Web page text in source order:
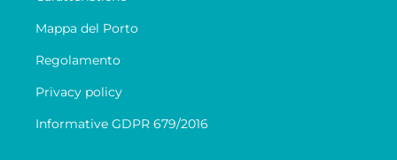
Mappa del Porto
Regolamento
Privacy policy
Informative GDPR 679/2016